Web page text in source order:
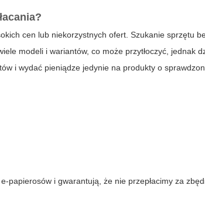
cen lub niekorzystnych ofert. Szukanie sprzętu
modeli i wariantów, co może przytłoczyć, jednak
i wydać pieniądze jedynie na produkty o
papierosów i gwarantują, że nie przepłacimy za